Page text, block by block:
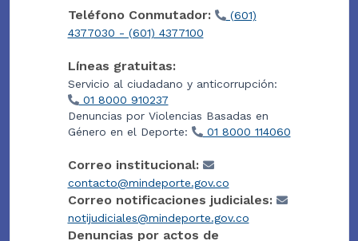
Teléfono Conmutador:
(601)
4377030 - (601) 4377100
Líneas gratuitas:
Servicio al ciudadano y anticorrupción:
01 8000 910237
Denuncias por Violencias Basadas en
Género en el Deporte:
01 8000 114060
Correo institucional:
contacto@mindeporte.gov.co
Correo notificaciones judiciales:
notijudiciales@mindeporte.gov.co
Denuncias por actos de